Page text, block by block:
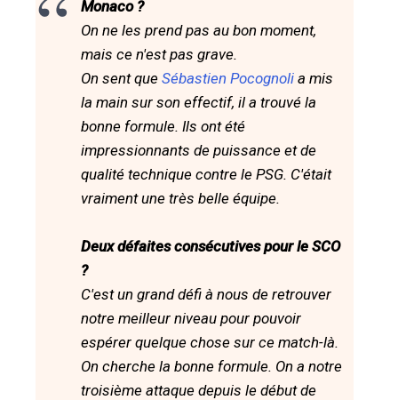
Monaco ?
On ne les prend pas au bon moment,
mais ce n'est pas grave.
On sent que Sébastien Pocognoli a mis
la main sur son effectif, il a trouvé la
bonne formule. Ils ont été
impressionnants de puissance et de
qualité technique contre le PSG. C'était
vraiment une très belle équipe.
Deux défaites consécutives pour le SCO
?
C'est un grand défi à nous de retrouver
notre meilleur niveau pour pouvoir
espérer quelque chose sur ce match-là.
On cherche la bonne formule. On a notre
troisième attaque depuis le début de